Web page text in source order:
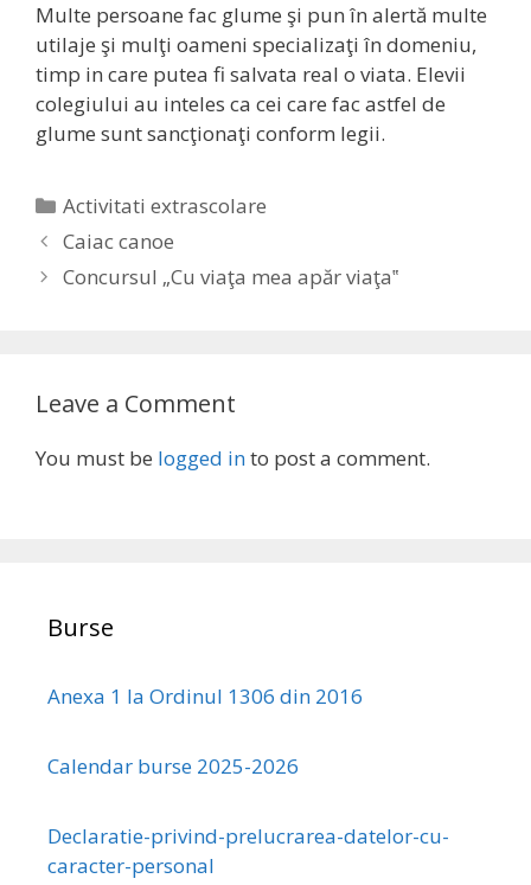
Multe persoane fac glume şi pun în alertă multe
utilaje şi mulţi oameni specializaţi în domeniu,
timp in care putea fi salvata real o viata. Elevii
colegiului au inteles ca cei care fac astfel de
glume sunt sancţionaţi conform legii.
Categories
Activitati extrascolare
Caiac canoe
Concursul „Cu viaţa mea apăr viaţa‟
Leave a Comment
You must be logged into post a comment.
Burse
Anexa 1 la Ordinul 1306 din 2016
Calendar burse 2025-2026
Declaratie-privind-prelucrarea-datelor-cu-
caracter-personal